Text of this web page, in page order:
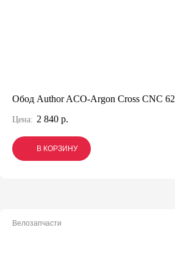
Обод Author ACO-Argon Cross CNC
Цена: 2 840 р.
В КОРЗИНУ
В КОРЗИНУ
В КОРЗИНУ
Велозапчасти